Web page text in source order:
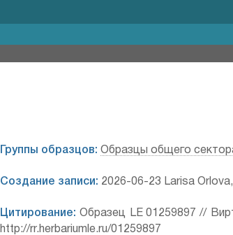
Группы образцов: Образцы общего
Создание записи: 2026-06-23 Larisa
Цитирование: Образец LE 01259897 //
http://rr.herbariumle.ru/01259897